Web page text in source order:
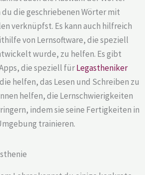
die geschriebenen Wörter mit
verknüpfst. Es kann auch hilfreich
von Lernsoftware, die speziell
wurde, zu helfen. Es gibt
die speziell fürLegastheniker
helfen, das Lesen und Schreiben zu
helfen, die Lernschwierigkeiten
indem sie seine Fertigkeiten in
trainieren.